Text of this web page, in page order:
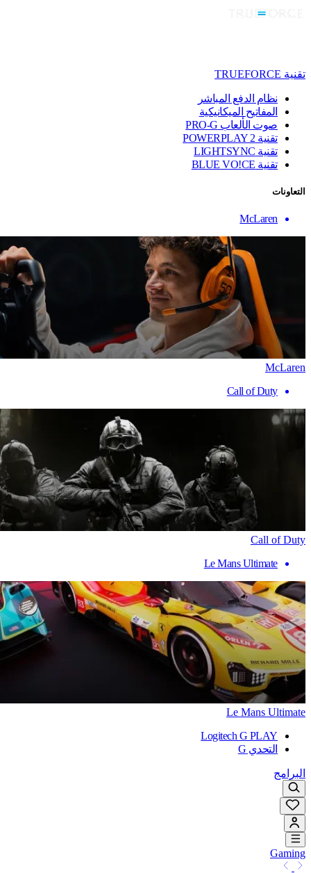
تقنية TRUEFORCE
نظام الدفع المباشر
المفاتيح الميكانيكية
صوت الألعاب PRO-G
تقنية ‏POWERPLAY 2
تقنية LIGHTSYNC
تقنية BLUE VO!CE
التعاونات
McLaren
McLaren
Call of Duty
Call of Duty
Le Mans Ultimate
Le Mans Ultimate
Logitech G PLAY
التحدي G
البرامج
Gaming